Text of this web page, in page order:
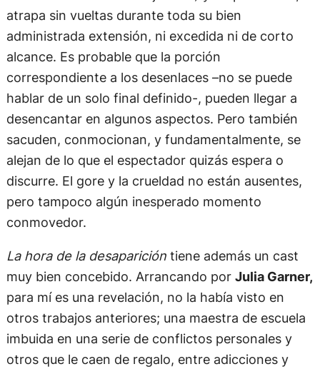
atrapa sin vueltas durante toda su bien
administrada extensión, ni excedida ni de corto
alcance. Es probable que la porción
correspondiente a los desenlaces –no se puede
hablar de un solo final definido-, pueden llegar a
desencantar en algunos aspectos. Pero también
sacuden, conmocionan, y fundamentalmente, se
alejan de lo que el espectador quizás espera o
discurre. El gore y la crueldad no están ausentes,
pero tampoco algún inesperado momento
conmovedor.
La hora de la desaparicióntiene además un cast
muy bien concebido. Arrancando por Julia Garner,
para mí es una revelación, no la había visto en
otros trabajos anteriores; una maestra de escuela
imbuida en una serie de conflictos personales y
otros que le caen de regalo, entre adicciones y